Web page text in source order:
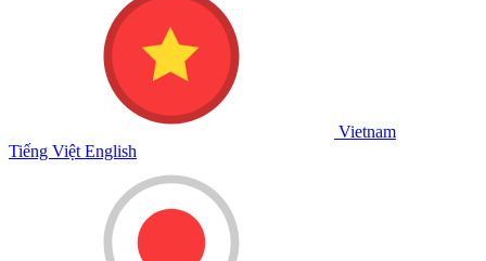
Vietnam
Tiếng Việt English